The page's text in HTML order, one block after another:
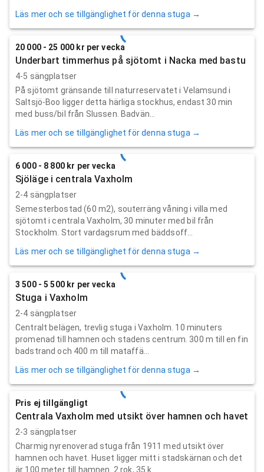
Läs mer och se tillgänglighet för denna stuga →
20 000 - 25 000 kr per vecka
Underbart timmerhus på sjötomt i Nacka med bastu
4-5 sängplatser
På sjötomt gränsande till naturreservatet i Velamsund i
Saltsjö-Boo ligger detta härliga stockhus, endast 30 min
med buss/bil från Slussen. Badvän...
Läs mer och se tillgänglighet för denna stuga →
6 000 - 8 800 kr per vecka
Sjöläge i centrala Vaxholm
2-4 sängplatser
Semesterbostad (60 m2), souterräng våning i villa med
sjötomt i centrala Vaxholm, 30 minuter med bil från
Stockholm. Stort vardagsrum med bäddsoff...
Läs mer och se tillgänglighet för denna stuga →
3 500 - 5 500 kr per vecka
Stuga i Vaxholm
2-4 sängplatser
Centralt belägen, trevlig stuga i Vaxholm. 10 minuters
promenad till hamnen och stadens centrum. 300 m till en fin
badstrand och 400 m till mataffä...
Läs mer och se tillgänglighet för denna stuga →
Pris ej tillgängligt
Centrala Vaxholm med utsikt över hamnen och havet
2-3 sängplatser
Charmig nyrenoverad stuga från 1911 med utsikt över
hamnen och havet. Huset ligger mitt i stadskärnan och det
är 100 meter till hamnen. 2 rok, 35 k...